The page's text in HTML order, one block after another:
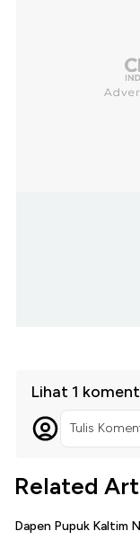
Lihat 1
Tulis
Related
Dapen Pupuk Kaltim